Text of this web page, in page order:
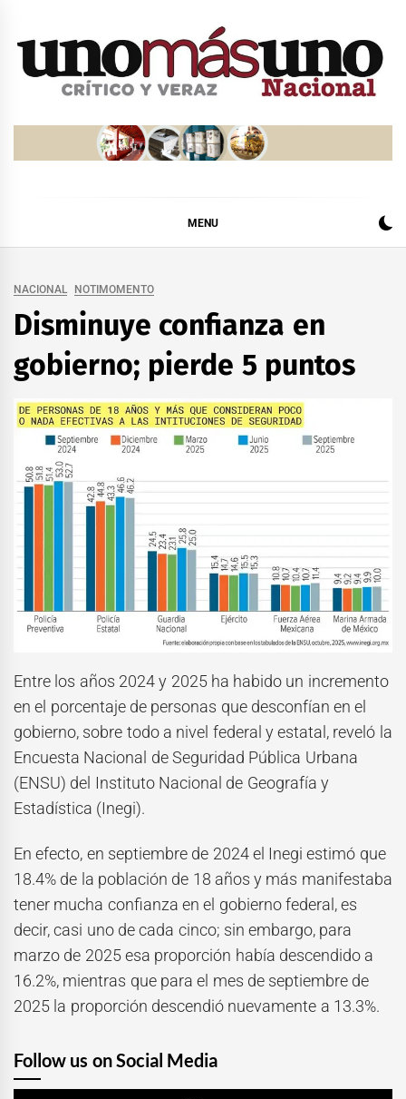
MENU
NACIONAL NOTIMOMENTO
Disminuye confianza en
gobierno; pierde 5 puntos
Entre los años 2024 y 2025 ha habido un incremento
en el porcentaje de personas que desconfían en el
gobierno, sobre todo a nivel federal y estatal, reveló la
Encuesta Nacional de Seguridad Pública Urbana
(ENSU) del Instituto Nacional de Geografía y
Estadística (Inegi).
En efecto, en septiembre de 2024 el Inegiestimó que
18.4% de la población de 18 años y más manifestaba
tener mucha confianza en el gobierno federal, es
decir, casi uno de cada cinco; sin embargo, para
marzo de 2025 esa proporción había descendido a
16.2%, mientras que para el mes de septiembre de
2025 la proporción descendió nuevamente a 13.3%.
Follow us on Social Media